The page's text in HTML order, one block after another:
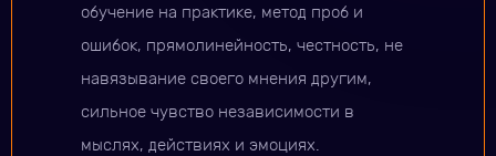
обучение на практике, метод проб и
ошибок, прямолинейность, честность, не
навязывание своего мнения другим,
сильное чувство независимости в
мыслях, действиях и эмоциях.